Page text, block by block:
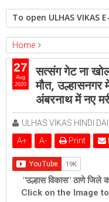
To open ULHAS
Home
ambernath
crime
सत्संग गेट ना खोलने पर विवादः
एक्टिव 344, अंबरनाथ में नए
सत्संग गेट ना
मौत, उल्हासनगर
अंबरनाथ में नए
ULHAS VIKAS HINDI
A+ A- Print
"उल्हास विकास" ठाणे जिले
Click on the Image
27
Aug
2020